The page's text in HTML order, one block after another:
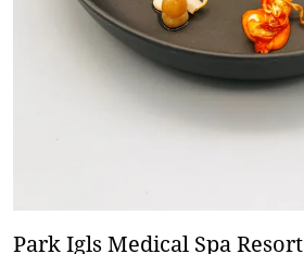
Park Igls Medical Spa Resort